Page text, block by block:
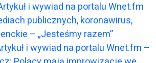
i wywiad na portalu Wnet.fm
publicznych, koronawirus,
– „Jesteśmy razem”
i wywiad na portalu Wnet.fm –